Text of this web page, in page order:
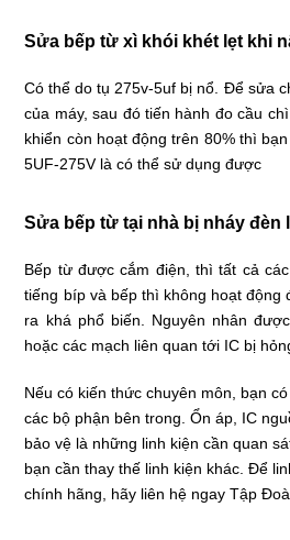
Sửa bếp từ xì khói khét lẹt khi
Có thể do tụ 275v-5uf bị nổ. Để sửa
của máy, sau đó tiến hành đo cầu
khiển còn hoạt động trên 80% thì
5UF-275V là có thể sử dụng được
Sửa bếp từ tại nhà bị nháy đèn
Bếp từ được cắm điện, thì tất cả
tiếng bíp và bếp thì không hoạt động
ra khá phổ biến. Nguyên nhân
hoặc các mạch liên quan tới IC bị
Nếu có kiến thức chuyên môn, bạn
các bộ phận bên trong. Ổn áp, IC
bảo vệ là những linh kiện cần quan
bạn cần thay thế linh kiện khác. Để
chính hãng, hãy liên hệ ngay Tập